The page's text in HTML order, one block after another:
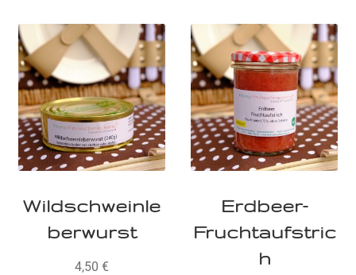
Wildschweinle
berwurst
4,50 €
Erdbeer-
Fruchtaufstric
h